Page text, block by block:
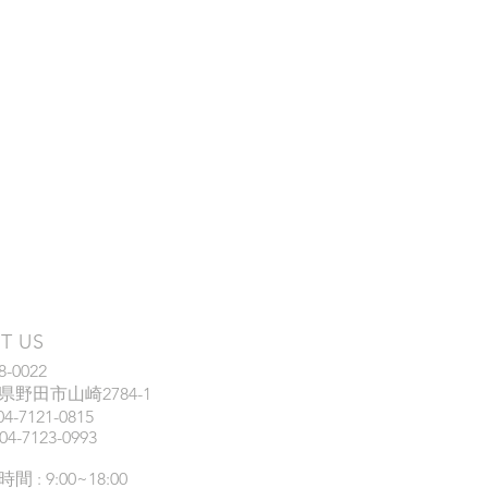
US
0022
野田市山崎2784-1
7121-0815
7123-0993
間 : 9:00~18:00